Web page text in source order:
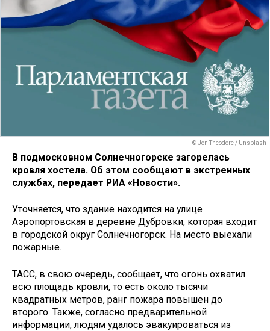
© Jen Theodore / Unsplash
В подмосковном Солнечногорске загорелась
кровля хостела. Об этом сообщают в экстренных
службах, передает РИА «Новости».
Уточняется, что здание находится на улице
Аэропортовская в деревне Дубровки, которая входит
в городской округ Солнечногорск. На место выехали
пожарные.
ТАСС, в свою очередь, сообщает, что огонь охватил
всю площадь кровли, то есть около тысячи
квадратных метров, ранг пожара повышен до
второго. Также, согласно предварительной
информации, людям удалось эвакуироваться из